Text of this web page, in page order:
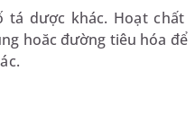
tá dược khác. Hoạt chất
hoăc đường tiêu hóa để